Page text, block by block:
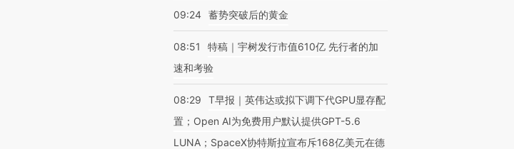
09:24 蓄势突破后的黄金
08:51
特稿｜宇树发行市值610亿 先行者的加
速和考验
08:29
T早报｜英伟达或拟下调下代GPU显存配
置；Open AI为免费用户默认提供GPT-5.6
LUNA；SpaceX协特斯拉宣布斥168亿美元在德